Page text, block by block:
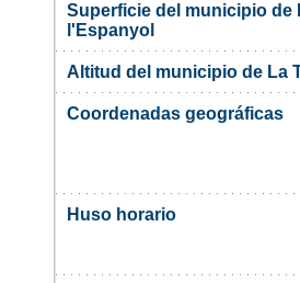
Superficie del municipio de
l'Espanyol
Altitud del municipio de La
Coordenadas geográficas
Huso horario